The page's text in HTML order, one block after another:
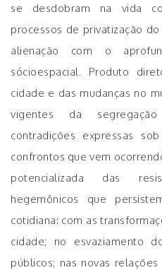
se desdobram na vida
processos de privatização
alienação com o
sócioespacial. Produto
cidade e das mudanças no
vigentes da
contradições expressas
confrontos que vem
potencializada das
hegemônicos que
cotidiana: com as
cidade; no esvaziamento
públicos; nas novas